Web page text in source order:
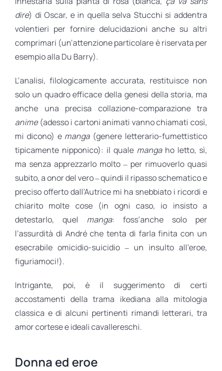
dire) di Oscar, e in quella selva Stucchi si addentra
volentieri per fornire delucidazioni anche su altri
comprimari (un’attenzione particolare è riservata per
esempio alla Du Barry).
L’analisi, filologicamente accurata, restituisce non
solo un quadro efficace della genesi della storia, ma
anche una precisa collazione-comparazione tra
anime(adesso i cartoni animati vanno chiamati così,
mi dicono) e manga (genere letterario-fumettistico
tipicamente nipponico): il quale mangaho letto, sì,
ma senza apprezzarlo molto ‒ per rimuoverlo quasi
subito, a onor del vero ‒ quindi il ripasso schematico e
preciso offerto dall’Autrice mi ha snebbiato i ricordi e
chiarito molte cose (in ogni caso, io insisto a
detestarlo, quel manga: foss’anche solo per
l’assurdità di André che tenta di farla finita con un
esecrabile omicidio-suicidio ‒ un insulto all’eroe,
figuriamoci!).
Intrigante, poi, è il suggerimento di certi
accostamenti della trama ikediana alla mitologia
classica e di alcuni pertinenti rimandi letterari, tra
amor cortese e ideali cavallereschi.
Donna ed eroe